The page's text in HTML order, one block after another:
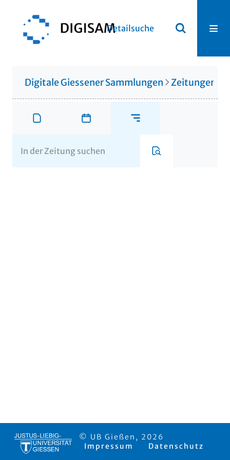
Detailsuche
Digitale Giessener Sammlungen Zeitungen
© UB Gießen, 2026
Impressum
Datenschutz